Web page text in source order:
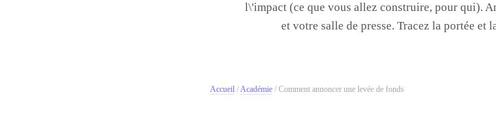
l\'impact (ce que vous allez construire, pour qui).
et votre salle de presse. Tracez la portée et
Accueil /Académie / Comment annoncer une levée de fonds